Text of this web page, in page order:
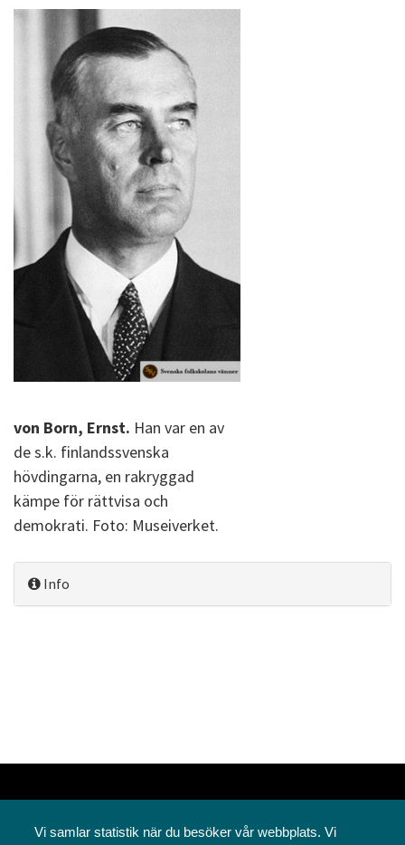
von Born, Ernst. Han var en av
de s.k. finlandssvenska
hövdingarna, en rakryggad
kämpe för rättvisa och
demokrati. Foto: Museiverket.
Info
Vi samlar statistik när du besöker vår webbplats. Vi